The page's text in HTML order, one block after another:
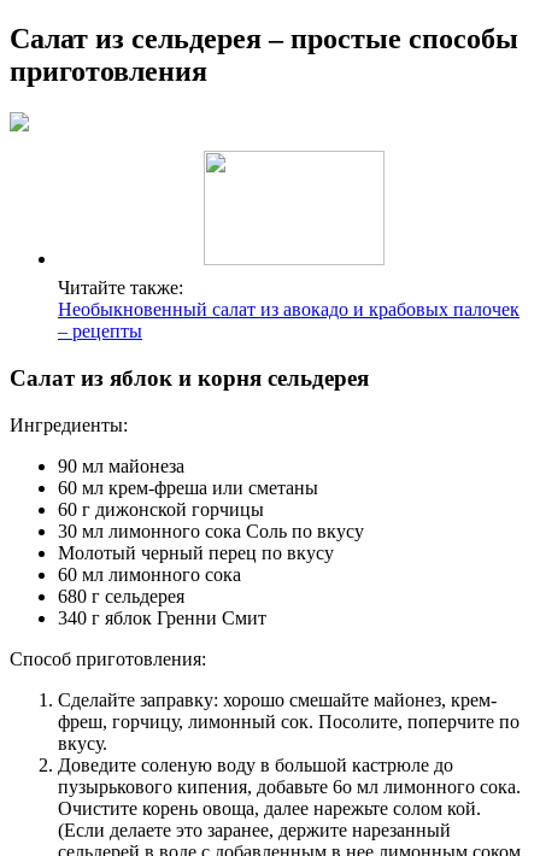
Салат из сельдерея – простые способы
приготовления
Читайте также:
Необыкновенный салат из авокадо и крабовых палочек
– рецепты
Салат из яблок и корня сельдерея
Ингредиенты:
90 мл майонеза
60 мл крем-фреша или сметаны
60 г дижонской горчицы
30 мл лимонного сока Соль по вкусу
Молотый черный перец по вкусу
60 мл лимонного сока
680 г сельдерея
340 г яблок Гренни Смит
Способ приготовления:
Сделайте заправку: хорошо смешайте майонез, крем-
фреш, горчицу, лимонный сок. Посолите, поперчите по
вкусу.
Доведите соленую воду в большой кастрюле до
пузырькового кипения, добавьте 6о мл лимонного сока.
Очистите корень овоща, далее нарежьте солом­ кой.
(Если делаете это заранее, держите нарезанный
сельдерей в воде с добавленным в нее лимонным соком,